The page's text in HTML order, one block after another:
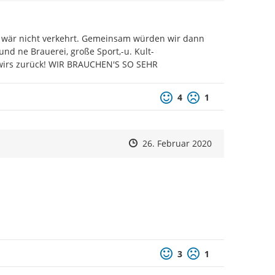
nicht verkehrt. Gemeinsam würden wir dann
ne Brauerei, große Sport,-u. Kult-
WIR BRAUCHEN'S SO SEHR
Positive Bewertung
4 Negative
1
Zeitpunkt des Erstellens
Zeitpunkt des Erstellens
26. Februar 2020Zur Äußerung
Positive Bewertung
3 Negative
1